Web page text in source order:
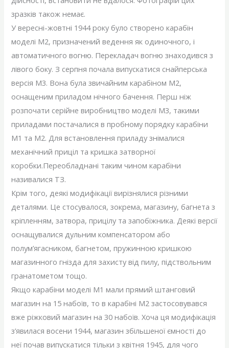
зразків також немає.
У вересні-жовтні 1944 року було створено карабін
моделі М2, призначений ведення як одиночного, і
автоматичного вогню. Перекладач вогню знаходився з
лівого боку. З серпня почала випускатися снайперська
версія М3. Вона була звичайним карабіном М2,
оснащеним приладом нічного бачення. Перш ніж
розпочати серійне виробництво моделі М3, такими
приладами постачалися в пробному порядку карабіни
M1 та М2. Для встановлення приладу знімалися
механічний приціл та кришка затворної
коробки.Переобладнані таким чином карабіни
називалися ТЗ.
Крім того, деякі модифікації вирізнялися різними
деталями. Це стосувалося, зокрема, магазину, багнета з
кріпленням, затвора, прицілу та запобіжника. Деякі версії
оснащувалися дульним компенсатором або
полум’ягасником, багнетом, пружинною кришкою
магазинного гнізда для захисту від пилу, підствольним
гранатометом тощо.
Якщо карабіни моделі M1 мали прямий штанговий
магазин на 15 набоїв, то в карабіні М2 застосовувався
вже ріжковий магазин на 30 набоїв. Хоча ця модифікація
з’явилася восени 1944, магазин збільшеної ємності до
неї почав випускатися тільки з квітня 1945, для чого